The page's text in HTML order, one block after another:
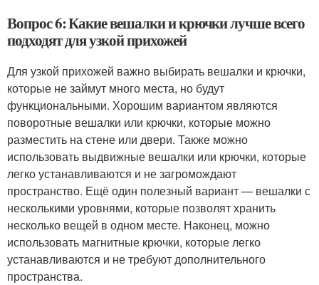
Вопрос 6: Какие вешалки и крючки лучше всего
подходят для узкой прихожей
Для узкой прихожей важно выбирать вешалки и крючки,
которые не займут много места, но будут
функциональными. Хорошим вариантом являются
поворотные вешалки или крючки, которые можно
разместить на стене или двери. Также можно
использовать выдвижные вешалки или крючки, которые
легко устанавливаются и не загромождают
пространство. Ещё один полезный вариант — вешалки с
несколькими уровнями, которые позволят хранить
несколько вещей в одном месте. Наконец, можно
использовать магнитные крючки, которые легко
устанавливаются и не требуют дополнительного
пространства.